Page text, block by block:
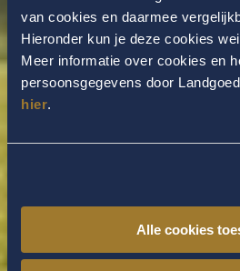
van cookies en daarmee
Hieronder kun je deze cookies
Meer informatie over cookies en
persoonsgegevens door
hier.
Alle cookies
én instrumenten ter
teambuilding bijeenkomst.